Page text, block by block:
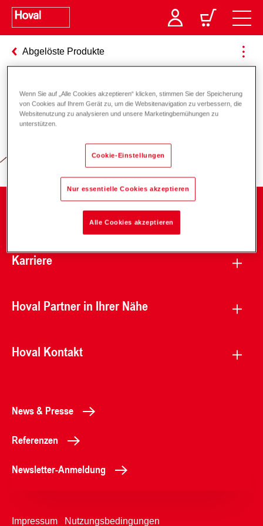
Abgelöste Produkte
Verantwortung für Energie und
Karriere
Hoval Partner in Ihrer Nähe
Hoval Kontakt
News & Presse
Referenzen
Newsletter-Anmeldung
Impressum Nutzungsbedingungen
Wenn Sie auf „Alle Cookies akzeptieren“ klicken, stimmen Sie der Speicherung
von Cookies auf Ihrem Gerät zu, um die Websitenavigation zu verbessern, die
Websitenutzung zu analysieren und unsere Marketingbemühungen zu
unterstützen.
Cookie-Einstellungen
Nur essentielle Cookies akzeptieren
Alle Cookies akzeptieren